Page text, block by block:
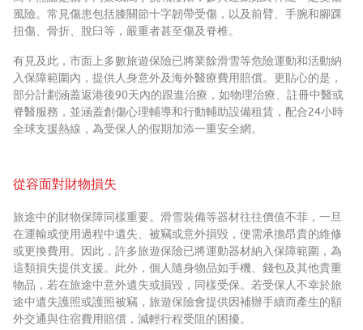
風險。常見傷患包括膝關節十字韌帶受傷，以及前臂、手腕和腳踝
扭傷、骨折、脫臼等，嚴重者甚至傷及脊椎。
有見及此，市面上多數旅遊保險已將業餘滑雪等危險運動和活動納
入保障範圍內，提供人身意外及海外醫療費用賠償。更貼心的是，
部分計劃涵蓋返港後90天內的跟進治療，如物理治療、註冊中醫或
脊醫服務，並涵蓋創傷心理輔導和行動輔助設備租賃，配合24小時
全球支援熱線，為受保人的假期加添一重安全網。
從容面對財物損失
旅途中的財物保障同樣重要。滑雪裝備等器材往往價值不菲，一旦
在運輸或使用過程中遺失、被竊或意外損毀，便需承擔昂貴的維修
或更換費用。因此，許多旅遊保險已將運動器材納入保障範圍，為
這類損失提供支援。此外，個人隨身物品如手機、錢包及其他貴重
物品，若在旅途中意外遺失或損毀，同樣受保。若受保人不幸於旅
途中遺失護照或護照被竊，旅遊保險會提供因補辦手續而產生的額
外交通與住宿費用賠償，減輕行程受阻的困擾。